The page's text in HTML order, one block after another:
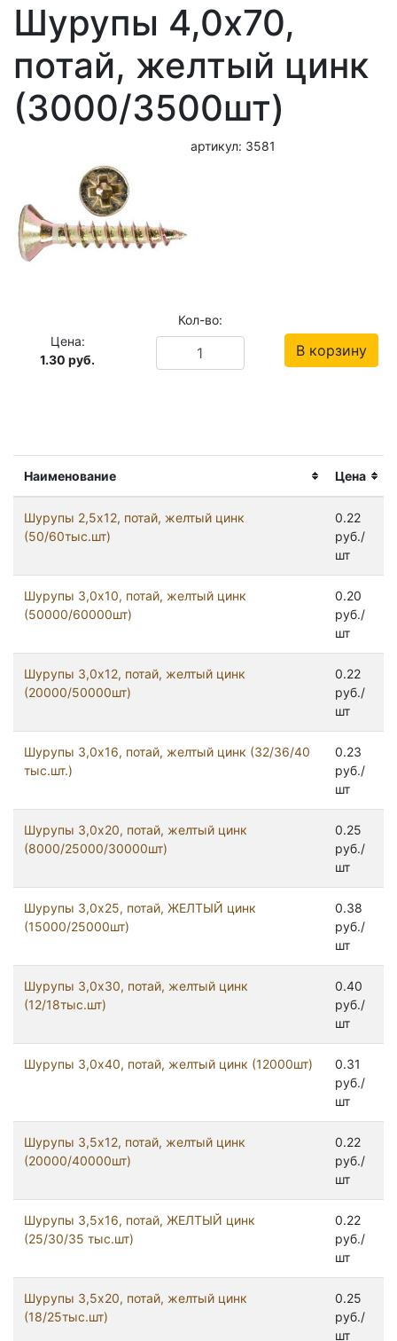
Наименование Цена
Шурупы 2,5x12, потай, желтый цинк
(50/60тыс.шт)
0.22
руб./
шт
Шурупы 3,0x10, потай, желтый цинк
(50000/60000шт)
0.20
руб./
шт
Шурупы 3,0x12, потай, желтый цинк
(20000/50000шт)
0.22
руб./
шт
Шурупы 3,0x16, потай, желтый цинк (32/36/40
тыс.шт.)
0.23
руб./
шт
Шурупы 3,0x20, потай, желтый цинк
(8000/25000/30000шт)
0.25
руб./
шт
Шурупы 3,0x25, потай, ЖЕЛТЫЙ цинк
(15000/25000шт)
0.38
руб./
шт
Шурупы 3,0x30, потай, желтый цинк
(12/18тыс.шт)
0.40
руб./
шт
Шурупы 3,0x40, потай, желтый цинк (12000шт)
0.31
руб./
шт
Шурупы 3,5x12, потай, желтый цинк
(20000/40000шт)
0.22
руб./
шт
Шурупы 3,5x16, потай, ЖЕЛТЫЙ цинк
(25/30/35 тыс.шт)
0.22
руб./
шт
Шурупы 3,5x20, потай, желтый цинк
(18/25тыс.шт)
0.25
руб./
шт
Шурупы 4,0x70,
потай, желтый цинк
(3000/3500шт)
артикул: 3581
Цена:
1.30 руб.
Кол-во:
В корзину